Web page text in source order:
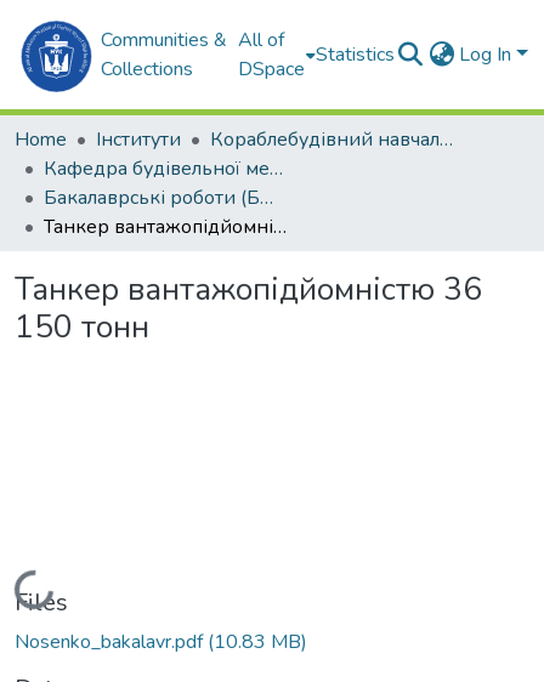
Communities &
Collections
All of
DSpace
Statistics Log In
Home Інститути
Кораблебудівний навчально-науковий інститут (КННІ)
Кафедра будівельної механіки та конструкції корпусу корабля (БМтаККК)
Бакалаврські роботи (БМтаККК)
Танкер вантажопідйомністю 36 150 тонн
Танкер вантажопідйомністю 36
150 тонн
Loading...
Files
Nosenko_bakalavr.pdf(10.83 MB)